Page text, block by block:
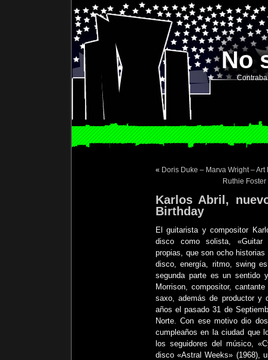
No
« Doris Duke – Marva Wright –
Ruthie
Karlos Abril,
Birthday
El guitarista y compositor
disco como solista, «Guitar
propias, que son ocho
disco, energía, ritmo, swing
segunda parte es un sentido
Morrison, compositor,
saxo, además de productor y
años el pasado 31 de
Norte. Con ese motivo dio
cumpleaños en la ciudad que
los seguidores del músico,
disco «Astral Weeks» (1968),